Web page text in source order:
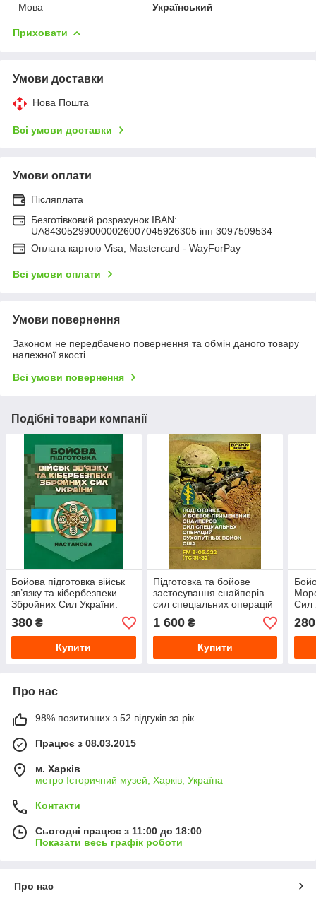
Мова
Український
Приховати
Умови доставки
Нова Пошта
Всі умови доставки
Умови оплати
Післяплата
Безготівковий розрахунок IBAN:
UA843052990000026007045926305 інн 3097509534
Оплата картою Visa, Mastercard - WayForPay
Всі умови оплати
Умови повернення
Законом не передбачено повернення та обмін даного товару
належної якості
Всі умови повернення
Подібні товари компанії
Бойова підготовка військ
зв’язку та кібербезпеки
Збройних Сил України.
Настанова
380 ₴
Купити
Підготовка та бойове
застосування снайперів
сил спеціальних операцій
сухопутнихрядів США. FM
3-05.222 (TC 31-32)
1 600₴
Купити
Сил
280
Про нас
98% позитивних з 52 відгуків за рік
Працює з 08.03.2015
м. Харків
метро Історичний музей, Харків, Україна
Контакти
Сьогодні працює з 11:00 до 18:00
Показати весь графік роботи
Про нас